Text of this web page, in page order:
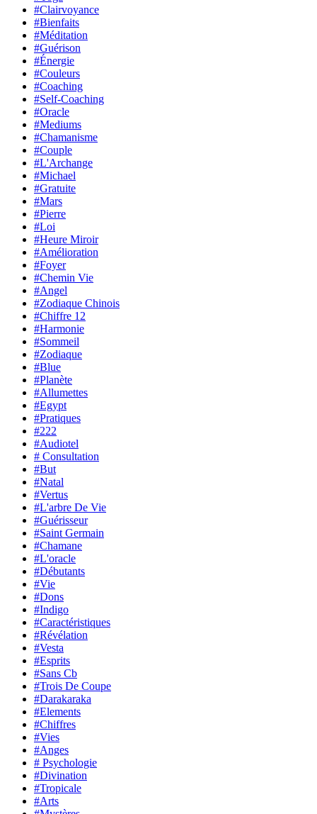
#Clairvoyance
#Bienfaits
#Méditation
#Guérison
#Énergie
#Couleurs
#Coaching
#Self-Coaching
#Oracle
#Mediums
#Chamanisme
#Couple
#L'Archange
#Michael
#Gratuite
#Mars
#Pierre
#Loi
#Heure Miroir
#Amélioration
#Foyer
#Chemin Vie
#Angel
#Zodiaque Chinois
#Chiffre 12
#Harmonie
#Sommeil
#Zodiaque
#Blue
#Planète
#Allumettes
#Egypt
#Pratiques
#222
#Audiotel
# Consultation
#But
#Natal
#Vertus
#L'arbre De Vie
#Guérisseur
#Saint Germain
#Chamane
#L'oracle
#Débutants
#Vie
#Dons
#Indigo
#Caractéristiques
#Révélation
#Vesta
#Esprits
#Sans Cb
#Trois De Coupe
#Darakaraka
#Elements
#Chiffres
#Vies
#Anges
# Psychologie
#Divination
#Tropicale
#Arts